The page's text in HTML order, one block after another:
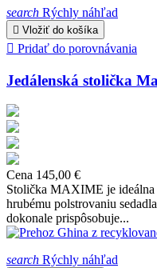
search Rýchly náhľad
 Vložiť do košíka
 Pridať do porovnávania
Jedálenská stolička
Cena 145,00 €
Stolička MAXIME je ideálna
hrubému polstrovaniu
dokonale prispôsobuje...
search Rýchly náhľad